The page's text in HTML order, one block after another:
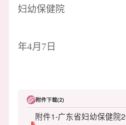
妇幼保健院
年4月7日
附件下载(2)
附件1-广东省妇幼保健院